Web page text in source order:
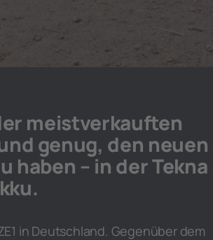
meistverkauften
genug, den neuen
haben – in der Tekna
in Deutschland. Gegenüber dem